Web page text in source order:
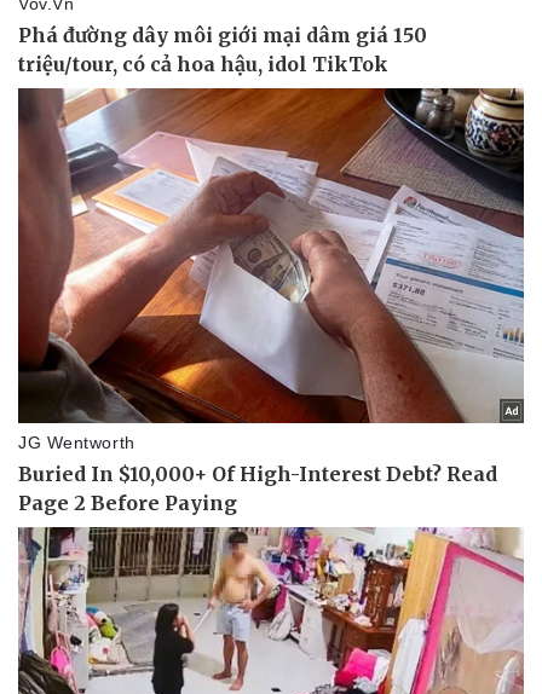
Sức khỏe
Dinh dưỡng - món ngon
Cây thuốc
Sản phụ khoa
Nhi khoa
Nam khoa
Làm đẹp - giảm cân
Đời sống
Nhà đẹp
Blog
Tình yêu - Gia đình